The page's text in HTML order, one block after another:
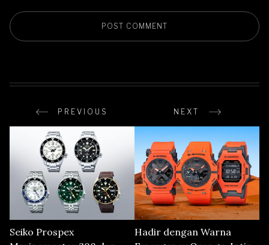
PREVIOUS NEXT
Seiko Prospex
Hadir dengan Warna